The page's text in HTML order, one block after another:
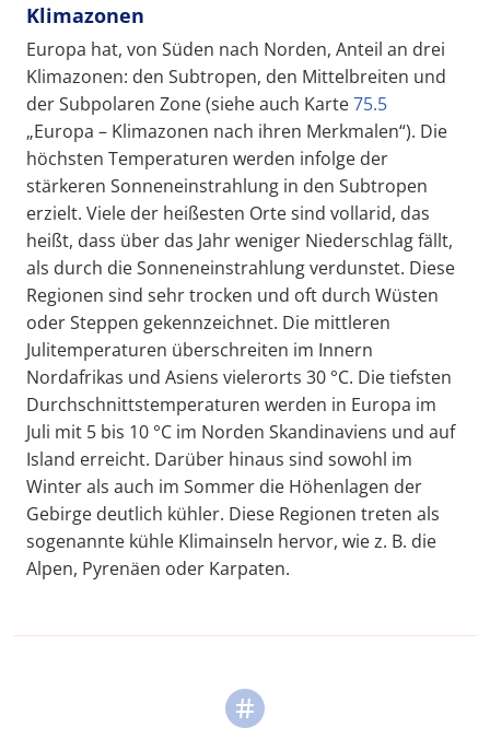
Klimazonen
Europa hat, von Süden nach Norden, Anteil an drei
Klimazonen: den Subtropen, den Mittelbreiten und
der Subpolaren Zone (siehe auch Karte75.5
„Europa – Klimazonen nach ihren Merkmalen“). Die
höchsten Temperaturen werden infolge der
stärkeren Sonneneinstrahlung in den Subtropen
erzielt. Viele der heißesten Orte sind vollarid, das
heißt, dass über das Jahr weniger Niederschlag fällt,
als durch die Sonneneinstrahlung verdunstet. Diese
Regionen sind sehr trocken und oft durch Wüsten
oder Steppen gekennzeichnet. Die mittleren
Julitemperaturen überschreiten im Innern
Nordafrikas und Asiens vielerorts 30 °C. Die tiefsten
Durchschnittstemperaturen werden in Europa im
Juli mit 5 bis 10 °C im Norden Skandinaviens und auf
Island erreicht. Darüber hinaus sind sowohl im
Winter als auch im Sommer die Höhenlagen der
Gebirge deutlich kühler. Diese Regionen treten als
sogenannte kühle Klimainseln hervor, wie z. B. die
Alpen, Pyrenäen oder Karpaten.